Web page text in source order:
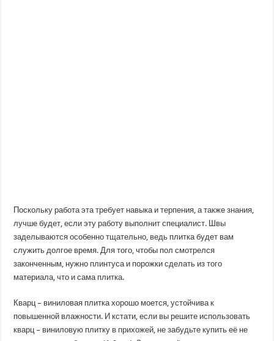
Поскольку работа эта требует навыка и терпения, а также знания,
лучше будет, если эту работу выполнит специалист. Швы
заделываются особенно тщательно, ведь плитка будет вам
служить долгое время. Для того, чтобы пол смотрелся
законченным, нужно плинтуса и порожки сделать из того
материала, что и сама плитка.
Кварц – виниловая плитка хорошо моется, устойчива к
повышенной влажности. И кстати, если вы решите использовать
кварц – виниловую плитку в прихожей, не забудьте купить её не